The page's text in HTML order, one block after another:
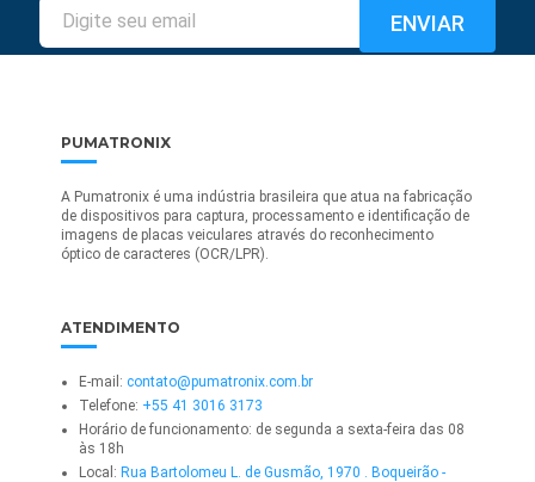
PUMATRONIX
A Pumatronix é uma indústria brasileira que atua na fabricação
de dispositivos para captura, processamento e identificação de
imagens de placas veiculares através do reconhecimento
óptico de caracteres (OCR/LPR).
ATENDIMENTO
E-mail: contato@pumatronix.com.br
Telefone: +55 41 3016 3173
Horário de funcionamento: de segunda a sexta-feira das 08
às 18h
Local: Rua Bartolomeu L. de Gusmão, 1970 . Boqueirão -